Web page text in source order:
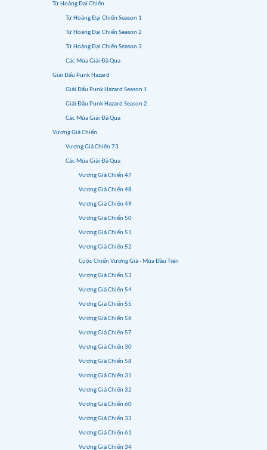
Tứ Hoàng Đại Chiến
Tứ Hoàng Đại Chiến Season 1
Tứ Hoàng Đại Chiến Season 2
Tứ Hoàng Đại Chiến Season 3
Các Mùa Giải Đã Qua
Giải Đấu Punk Hazard
Giải Đấu Punk Hazard Season 1
Giải Đấu Punk Hazard Season 2
Các Mùa Giải Đã Qua
Vương Giả Chiến
Vương Giả Chiến 73
Các Mùa Giải Đã Qua
Vương Giả Chiến 47
Vương Giả Chiến 48
Vương Giả Chiến 49
Vương Giả Chiến 50
Vương Giả Chiến 51
Vương Giả Chiến 52
Cuộc Chiến Vương Giả - Mùa Đầu Tiên
Vương Giả Chiến 53
Vương Giả Chiến 54
Vương Giả Chiến 55
Vương Giả Chiến 56
Vương Giả Chiến 57
Vương Giả Chiến 30
Vương Giả Chiến 58
Vương Giả Chiến 31
Vương Giả Chiến 32
Vương Giả Chiến 60
Vương Giả Chiến 33
Vương Giả Chiến 61
Vương Giả Chiến 34